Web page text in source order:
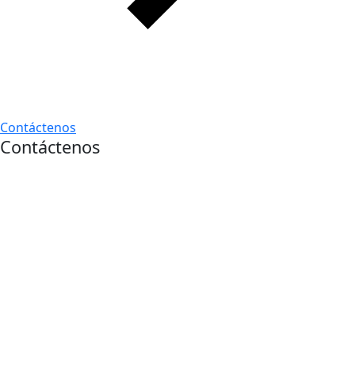
Contáctenos
Contáctenos